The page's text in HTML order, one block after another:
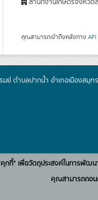
สำนักงานเกษตรจังหวัด
คุณสามารถเข้าถึงคลังทาง API
ตำบลปากน้ำ อำเภอเมืองสมุท
"คุกกี้" เพื่อวัตถุประสงค์ในการพัฒ
คุณสามารถถอน